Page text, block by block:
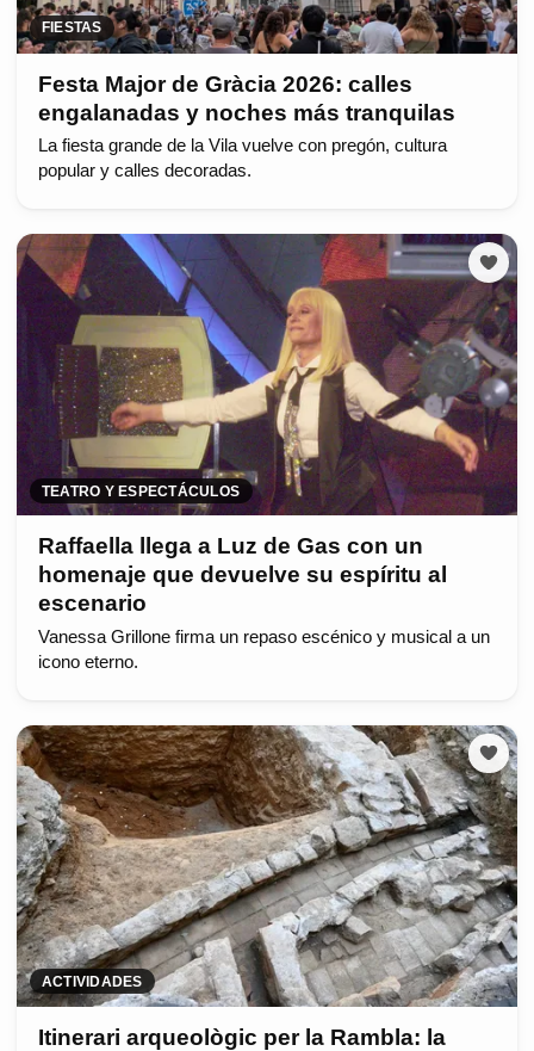
FIESTAS
Festa Major de Gràcia 2026: calles
engalanadas y noches más tranquilas
La fiesta grande de la Vila vuelve con pregón, cultura
popular y calles decoradas.
TEATRO Y ESPECTÁCULOS
Raffaella llega a Luz de Gas con un
homenaje que devuelve su espíritu al
escenario
Vanessa Grillone firma un repaso escénico y musical a un
icono eterno.
ACTIVIDADES
Itinerari arqueològic per la Rambla: la